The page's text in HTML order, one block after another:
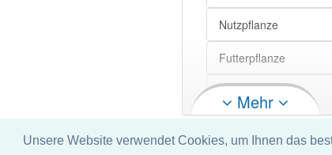
Unsere Website verwendet Cookies, um Ihnen das
Nutzpflanze
Futterpflanze
Reispflanze
Mehr